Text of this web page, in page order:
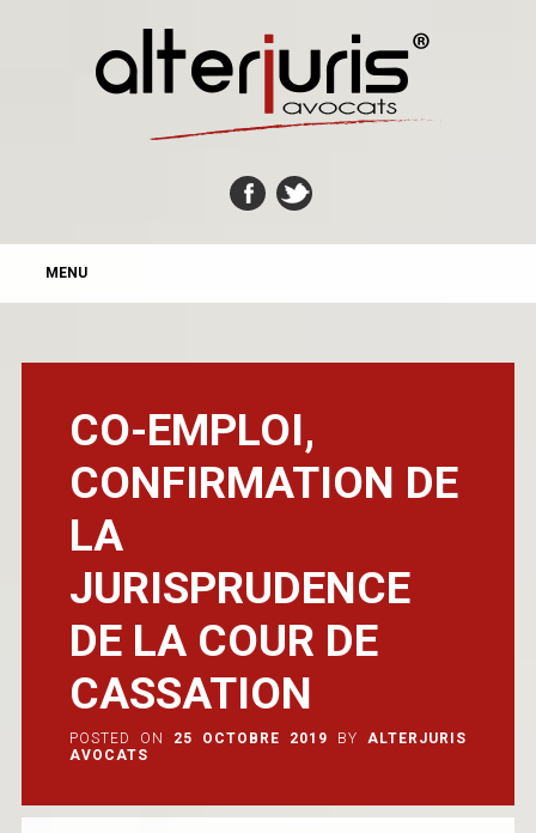
MAIN MENU
MENU
CO-EMPLOI,
CONFIRMATION DE
LA
JURISPRUDENCE
DE LA COUR DE
CASSATION
POSTED ON 25 OCTOBRE 2019 BY
ALTERJURIS
AVOCATS